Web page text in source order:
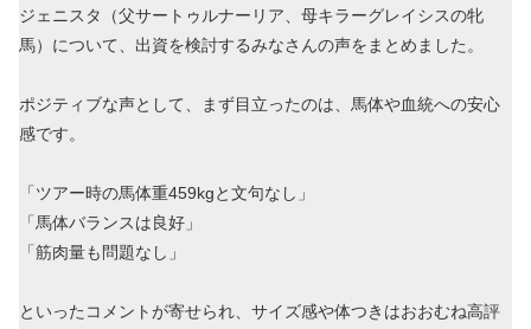
ジェニスタ（父サートゥルナーリア、母キラーグレイシスの牝
馬）について、出資を検討するみなさんの声をまとめました。
ポジティブな声として、まず目立ったのは、馬体や血統への安心
感です。
「ツアー時の馬体重459kgと文句なし」
「馬体バランスは良好」
「筋肉量も問題なし」
といったコメントが寄せられ、サイズ感や体つきはおおむね高評